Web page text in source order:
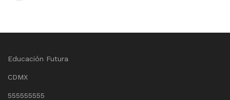
Educación Futura
CDMX
555555555